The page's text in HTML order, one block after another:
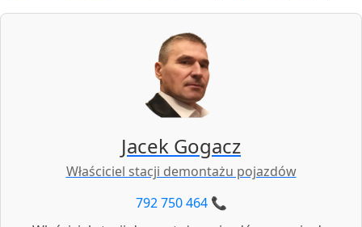
Jacek Gogacz
Właściciel stacji demontażu pojazdów
792 750 464 📞